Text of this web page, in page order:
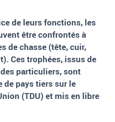
de leurs fonctions, les
être confrontés à
de chasse (tête, cuir,
Ces trophées, issus de
particuliers, sont
de pays tiers sur le
(TDU) et mis en libre